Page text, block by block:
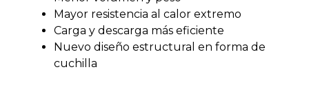
Mayor resistencia al calor extremo
Carga y descarga más eficiente
Nuevo diseño estructural en forma de
cuchilla